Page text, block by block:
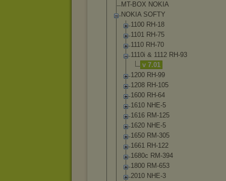
MT-BOX NOKIA
NOKIA SOFTY
1100 RH-18
1101 RH-75
1110 RH-70
1110i & 1112 RH-93
v 7.01
1200 RH-99
1208 RH-105
1600 RH-64
1610 NHE-5
1616 RM-125
1620 NHE-5
1650 RM-305
1661 RH-122
1680c RM-394
1800 RM-653
2010 NHE-3